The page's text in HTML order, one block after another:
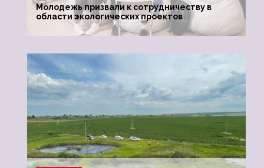
Молодежь призвали к сотрудничеству в
области экологических проектов